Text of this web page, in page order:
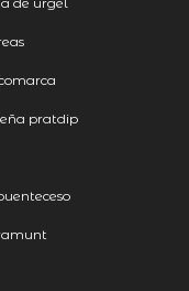
pratdip